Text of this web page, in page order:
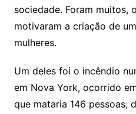
sociedade. Foram muitos,
motivaram a criação de
mulheres.
Um deles foi o incêndio
em Nova York, ocorrido
que mataria 146 pessoas,